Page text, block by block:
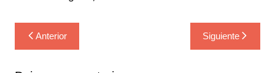
Navegación
de
Anterior Siguiente